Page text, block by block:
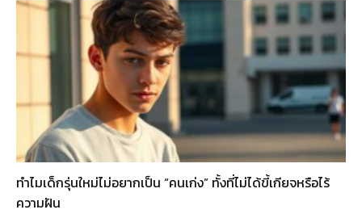
ทำไมเด็กรุ่นใหม่ไม่อยากเป็น “คนเก่ง” ทั้งที่ไม่ได้ขี้เกียจหรือไร้
ความฝัน